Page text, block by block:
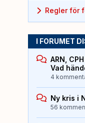
Regler för
I FORUMET
ARN,
Vad
4
Ny kris i
56